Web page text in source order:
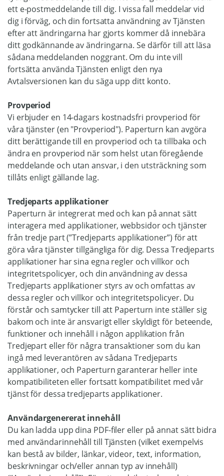
ett e-postmeddelande till dig. I vissa fall meddelar vid
dig i förväg, och din fortsatta användning av Tjänsten
efter att ändringarna har gjorts kommer då innebära
ditt godkännande av ändringarna. Se därför till att läsa
sådana meddelanden noggrant. Om du inte vill
fortsätta använda Tjänsten enligt den nya
Avtalsversionen kan du säga upp ditt konto.
Provperiod
Vi erbjuder en 14-dagars kostnadsfri provperiod för
våra tjänster (en "Provperiod"). Paperturn kan avgöra
ditt berättigande till en provperiod och ta tillbaka och
ändra en provperiod när som helst utan föregående
meddelande och utan ansvar, i den utsträckning som
tillåts enligt gällande lag.
Tredjeparts applikationer
Paperturn är integrerat med och kan på annat sätt
interagera med applikationer, webbsidor och tjänster
från tredje part (”Tredjeparts applikationer”) för att
göra våra tjänster tillgängliga för dig. Dessa Tredjeparts
applikationer har sina egna regler och villkor och
integritetspolicyer, och din användning av dessa
Tredjeparts applikationer styrs av och omfattas av
dessa regler och villkor och integritetspolicyer. Du
förstår och samtycker till att Paperturn inte ställer sig
bakom och inte är ansvarigt eller skyldigt för beteende,
funktioner och innehåll i någon applikation från
Tredjepart eller för några transaktioner som du kan
ingå med leverantören av sådana Tredjeparts
applikationer, och Paperturn garanterar heller inte
kompatibiliteten eller fortsatt kompatibilitet med vår
tjänst för dessa tredjeparts applikationer.
Användargenererat innehåll
Du kan ladda upp dina PDF-filer eller på annat sätt bidra
med användarinnehåll till Tjänsten (vilket exempelvis
kan bestå av bilder, länkar, videor, text, information,
beskrivningar och/eller annan typ av innehåll)